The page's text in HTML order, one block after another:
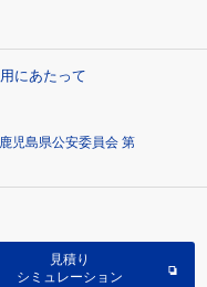
にあたって
児島県公安委員会 第
見積り
シミュレーション